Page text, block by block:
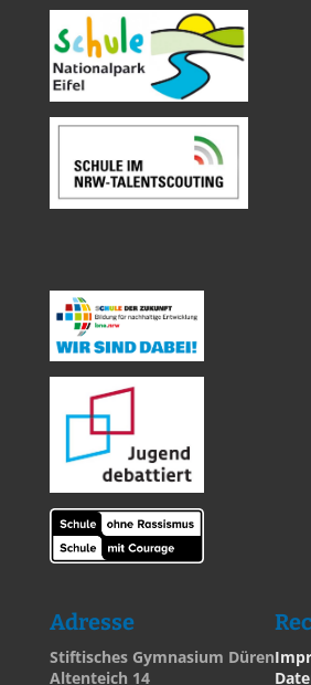
Adresse
Stiftisches Gymnasium Düren
Altenteich 14